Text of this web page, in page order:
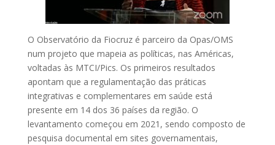
O Observatório da Fiocruz é parceiro da Opas/OMS
num projeto que mapeia as políticas, nas Américas,
voltadas às MTCI/Pics. Os primeiros resultados
apontam que a regulamentação das práticas
integrativas e complementares em saúde está
presente em 14 dos 36 países da região. O
levantamento começou em 2021, sendo composto de
pesquisa documental em sites governamentais,